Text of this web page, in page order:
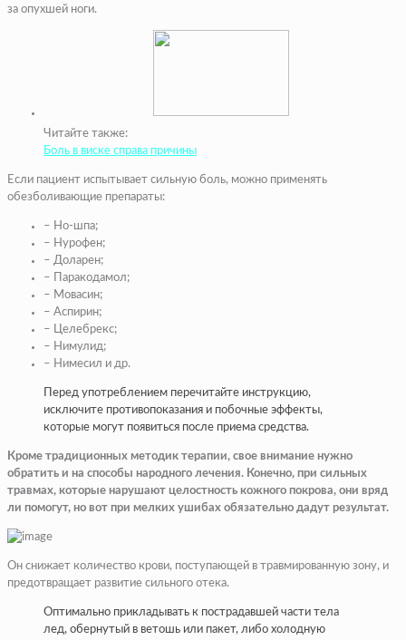
за опухшей ноги.
Читайте также:
Боль в виске справа причины
Если пациент испытывает сильную боль, можно применять
обезболивающие препараты:
– Но-шпа;
– Нурофен;
– Доларен;
– Паракодамол;
– Мовасин;
– Аспирин;
– Целебрекс;
– Нимулид;
– Нимесил и др.
Перед употреблением перечитайте инструкцию,
исключите противопоказания и побочные эффекты,
которые могут появиться после приема средства.
Кроме традиционных методик терапии, свое внимание нужно
обратить и на способы народного лечения. Конечно, при сильных
травмах, которые нарушают целостность кожного покрова, они вряд
ли помогут, но вот при мелких ушибах обязательно дадут результат.
Он снижает количество крови, поступающей в травмированную зону, и
предотвращает развитие сильного отека.
Оптимально прикладывать к пострадавшей части тела
лед, обернутый в ветошь или пакет, либо холодную